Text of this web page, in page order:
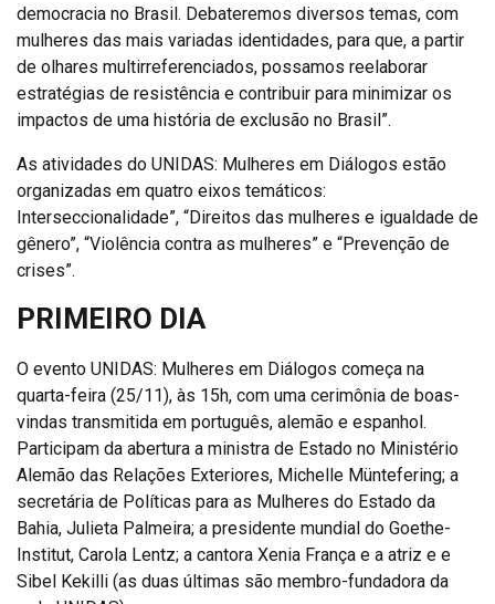
democracia no Brasil. Debateremos diversos temas, com
mulheres das mais variadas identidades, para que, a partir
de olhares multirreferenciados, possamos reelaborar
estratégias de resistência e contribuir para minimizar os
impactos de uma história de exclusão no Brasil”.
As atividades do UNIDAS: Mulheres em Diálogos estão
organizadas em quatro eixos temáticos:
Interseccionalidade”, “Direitos das mulheres e igualdade de
gênero”, “Violência contra as mulheres” e “Prevenção de
crises”.
PRIMEIRO DIA
O evento UNIDAS: Mulheres em Diálogos começa na
quarta-feira (25/11), às 15h, com uma cerimônia de boas-
vindas transmitida em português, alemão e espanhol.
Participam da abertura a ministra de Estado no Ministério
Alemão das Relações Exteriores, Michelle Müntefering; a
secretária de Políticas para as Mulheres do Estado da
Bahia, Julieta Palmeira; a presidente mundial do Goethe-
Institut, Carola Lentz; a cantora Xenia França e a atriz e e
Sibel Kekilli (as duas últimas são membro-fundadora da